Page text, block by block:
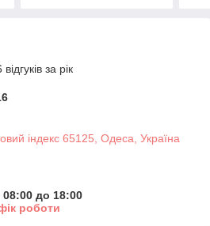
за рік
індекс 65125, Одеса, Україна
до 18:00
роботи